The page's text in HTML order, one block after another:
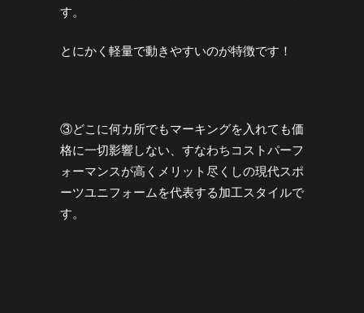
す。
とにかく軽量で動きやすいのが特徴です！
③どこに何カ所でもマーキングを入れても価
格に一切影響しない、すなわちコストパーフ
ォーマンスが高くメリット尽くしの現代スポ
ーツユニフォームを代表する加工スタイルで
す。